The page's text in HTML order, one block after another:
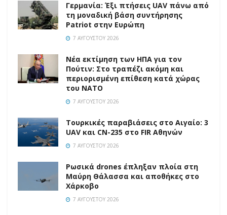
Γερμανία: Έξι πτήσεις UAV πάνω από
τη μοναδική βάση συντήρησης
Patriot στην Ευρώπη
7 ΑΥΓΟΎΣΤΟΥ 2026
Νέα εκτίμηση των ΗΠΑ για τον
Πούτιν: Στο τραπέζι ακόμη και
περιορισμένη επίθεση κατά χώρας
του ΝΑΤΟ
7 ΑΥΓΟΎΣΤΟΥ 2026
Τουρκικές παραβιάσεις στο Αιγαίο: 3
UAV και CN-235 στο FIR Αθηνών
7 ΑΥΓΟΎΣΤΟΥ 2026
Ρωσικά drones έπληξαν πλοία στη
Μαύρη Θάλασσα και αποθήκες στο
Χάρκοβο
7 ΑΥΓΟΎΣΤΟΥ 2026